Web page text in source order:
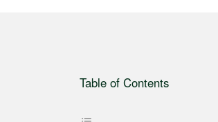
Table of Contents